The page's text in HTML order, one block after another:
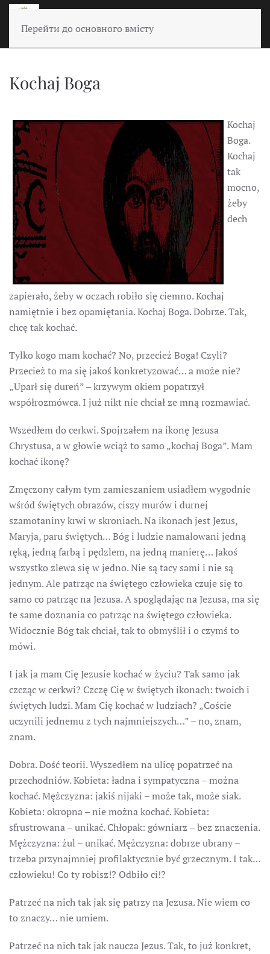
Перейти до основного вмісту
Kochaj Boga
Kochaj
Boga.
Kochaj
tak
mocno,
żeby
dech
zapierało, żeby w oczach robiło się ciemno. Kochaj
namiętnie i bez opamiętania. Kochaj Boga. Dobrze. Tak,
chcę tak kochać.
Tylko kogo mam kochać? No, przecież Boga! Czyli?
Przecież to ma się jakoś konkretyzować… a może nie?
„Uparł się dureń” – krzywym okiem popatrzył
współrozmówca. I już nikt nie chciał ze mną rozmawiać.
Wszedłem do cerkwi. Spojrzałem na ikonę Jezusa
Chrystusa, a w głowie wciąż to samo „kochaj Boga”. Mam
kochać ikonę?
Zmęczony całym tym zamieszaniem usiadłem wygodnie
wśród świętych obrazów, ciszy murów i durnej
szamotaniny krwi w skroniach. Na ikonach jest Jezus,
Maryja, paru świętych… Bóg i ludzie namalowani jedną
ręką, jedną farbą i pędzlem, na jedną manierę… Jakoś
wszystko zlewa się w jedno. Nie są tacy sami i nie są
jednym. Ale patrząc na świętego człowieka czuje się to
samo co patrząc na Jezusa. A spoglądając na Jezusa, ma się
te same doznania co patrząc na świętego człowieka.
Widocznie Bóg tak chciał, tak to obmyślił i o czymś to
mówi.
I jak ja mam Cię Jezusie kochać w życiu? Tak samo jak
czcząc w cerkwi? Czczę Cię w świętych ikonach: twoich i
świętych ludzi. Mam Cię kochać w ludziach? „Coście
uczynili jednemu z tych najmniejszych…” – no, znam,
znam.
Dobra. Dość teorii. Wyszedłem na ulicę popatrzeć na
przechodniów. Kobieta: ładna i sympatyczna – można
kochać. Mężczyzna: jakiś nijaki – może tak, może siak.
Kobieta: okropna – nie można kochać. Kobieta:
sfrustrowana – unikać. Chłopak: gówniarz – bez znaczenia.
Mężczyzna: żul – unikać. Mężczyzna: dobrze ubrany –
trzeba przynajmniej profilaktycznie być grzecznym. I tak…
człowieku! Co ty robisz!? Odbiło ci!?
Patrzeć na nich tak jak się patrzy na Jezusa. Nie wiem co
to znaczy… nie umiem.
Patrzeć na nich tak jak naucza Jezus. Tak, to już konkret,